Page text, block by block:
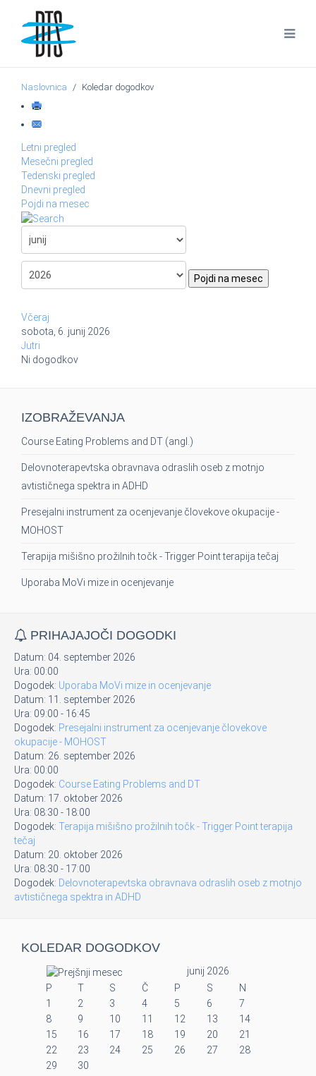
Naslovnica Koledar dogodkov
Letni pregled
Mesečni pregled
Tedenski pregled
Dnevni pregled
Pojdi na mesec
Pojdi na mesec
Včeraj
sobota, 6. junij 2026
Jutri
Ni dogodkov
IZOBRAŽEVANJA
Course Eating Problems and DT (angl.)
Delovnoterapevtska obravnava odraslih oseb z motnjo
avtističnega spektra in ADHD
Presejalni instrument za ocenjevanje človekove okupacije -
MOHOST
Terapija mišišno prožilnih točk - Trigger Point terapija tečaj
Uporaba MoVi mize in ocenjevanje
PRIHAJAJOČI DOGODKI
Datum: 04. september 2026
Ura: 00:00
Dogodek: Uporaba MoVi mize in ocenjevanje
Datum: 11. september 2026
Ura: 09:00 - 16:45
Dogodek: Presejalni instrument za ocenjevanje človekove
okupacije - MOHOST
Datum: 26. september 2026
Ura: 00:00
Dogodek: Course Eating Problems and DT
Datum: 17. oktober 2026
Ura: 08:30 - 18:00
Dogodek: Terapija mišišno prožilnih točk - Trigger Point terapija
tečaj
Datum: 20. oktober 2026
Ura: 08:30 - 17:00
Dogodek: Delovnoterapevtska obravnava odraslih oseb z motnjo
avtističnega spektra in ADHD
KOLEDAR DOGODKOV
junij 2026
P
T S Č P S
N
1
2 3 4 5 6
7
8
9 10 11 12 13
14
15
16 17 18 19 20
21
22
23 24 25 26 27
28
29
30